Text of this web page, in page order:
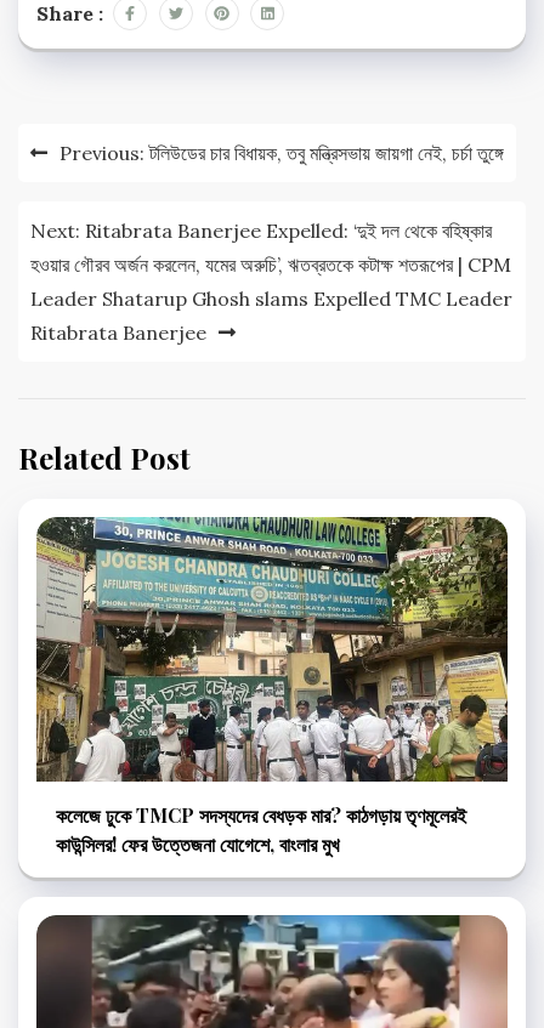
Share :
PostPrevious: টলিউডের চার বিধায়ক, তবু মন্ত্রিসভায় জায়গা নেই, চর্চা তুঙ্গে
Next: Ritabrata Banerjee Expelled: ‘দুই দল থেকে বহিষ্কার
হওয়ার গৌরব অর্জন করলেন, যমের অরুচি’, ঋতব্রতকে কটাক্ষ শতরূপের | CPM
Leader Shatarup Ghosh slams Expelled TMC Leader
Ritabrata Banerjee
Related Post
কলেজে ঢুকে TMCP সদস্যদের বেধড়ক মার? কাঠগড়ায় তৃণমূলেরই
কাউন্সিলর! ফের উত্তেজনা যোগেশে, বাংলার মুখ